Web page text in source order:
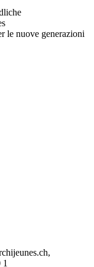
le nuove generazioni